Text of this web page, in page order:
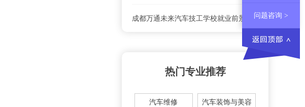
成都万通未来汽车技工学校怎么去？乘车路线
热门专业推荐
汽车维修 汽车装饰与美容
问题咨询 >